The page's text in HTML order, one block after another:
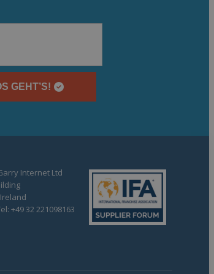
GEHT’S!
Internet Ltd
+49 32 221098163